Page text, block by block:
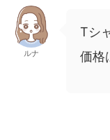
ルナ
Tシ
価格